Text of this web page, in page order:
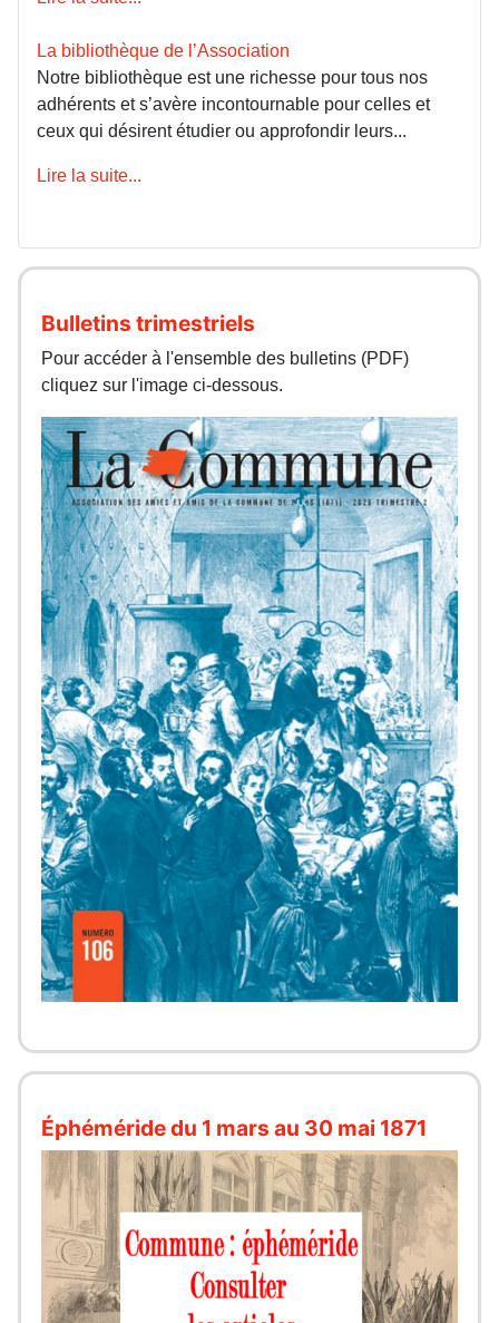
La bibliothèque de l’Association
Notre bibliothèque est une richesse pour tous nos
adhérents et s’avère incontournable pour celles et
ceux qui désirent étudier ou approfondir leurs...
Lire la suite...
Bulletins trimestriels
Pour accéder à l'ensemble des bulletins (PDF)
cliquez sur l'image ci-dessous.
Éphéméride du 1 mars au 30 mai 1871